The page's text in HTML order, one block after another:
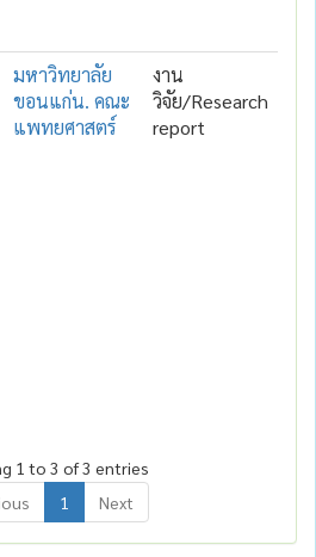
มหาวิทยาลัย
ขอนแก่น. คณะ
แพทยศาสตร์
งาน
วิจัย/Research
report
1 to 3 of 3 entries
1 Next